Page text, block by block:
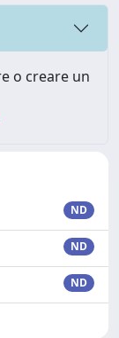
o creare un
ND
ND
ND